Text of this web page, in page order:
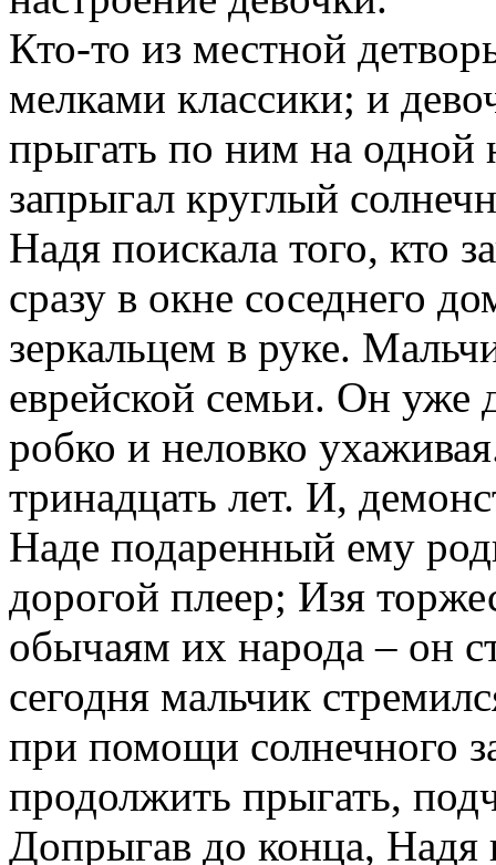
Кто-то из местной
мелками классики; и
прыгать по ним на одной
запрыгал круглый
Надя поискала того, кто
сразу в окне соседнего
зеркальцем в руке.
еврейской семьи. Он уже
робко и неловко
тринадцать лет. И,
Наде подаренный ему
дорогой плеер; Изя
обычаям их народа – он
сегодня мальчик
при помощи солнечного
продолжить прыгать,
Допрыгав до конца, Надя